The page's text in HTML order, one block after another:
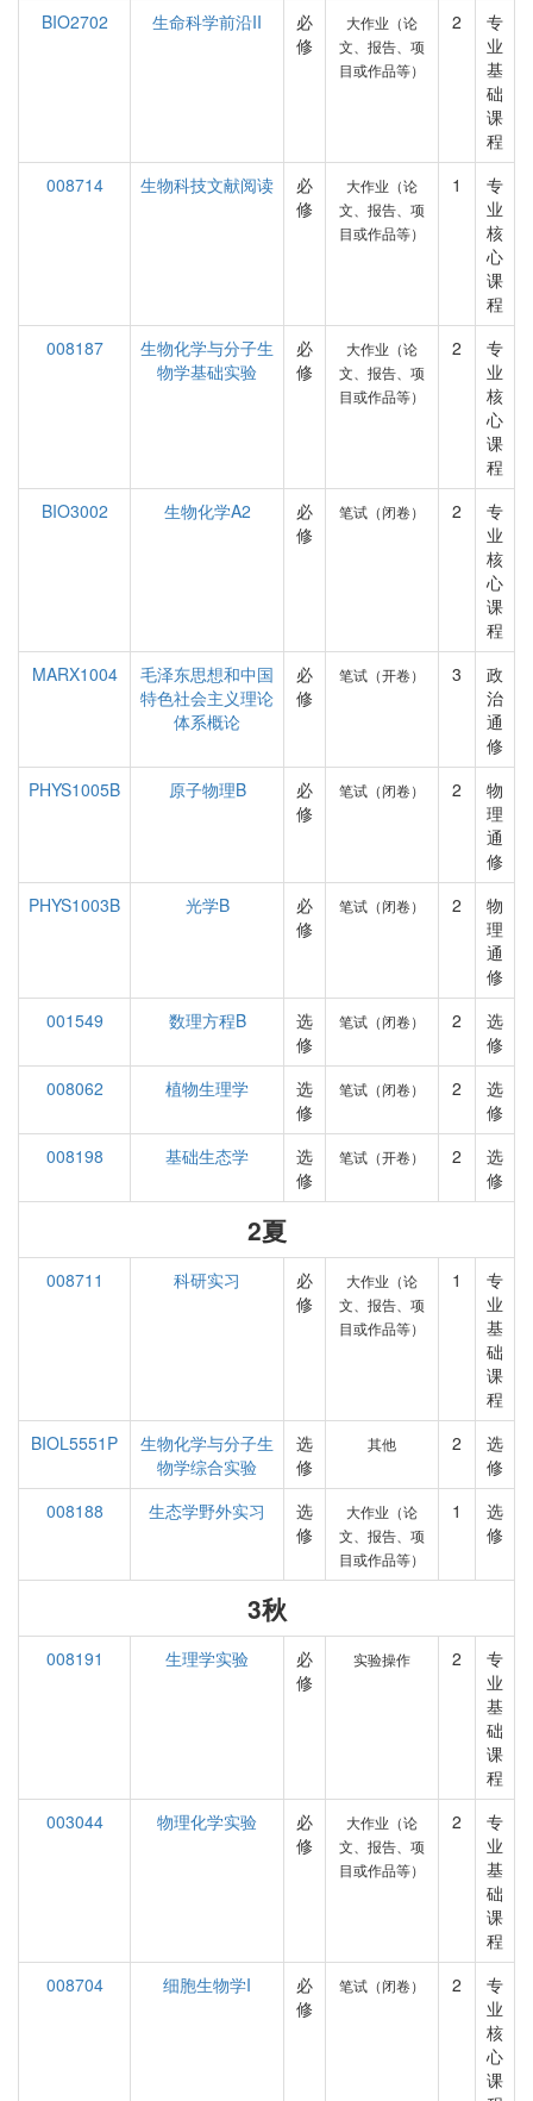
BIO2702
生命科学前沿II
必
修
大作业（论
文、报告、项
目或作品等）
2
专
业
基
础
课
程
008714
生物科技文献阅读
必
修
大作业（论
文、报告、项
目或作品等）
1
专
业
核
心
课
程
008187
生物化学与分子生
物学基础实验
必
修
大作业（论
文、报告、项
目或作品等）
2
专
业
核
心
课
程
BIO3002
生物化学A2
必
修
笔试（闭卷） 2
专
业
核
心
课
程
MARX1004
毛泽东思想和中国
特色社会主义理论
体系概论
必
修
笔试（开卷） 3
政
治
通
修
PHYS1005B
原子物理B
必
修
笔试（闭卷） 2
物
理
通
修
PHYS1003B
光学B
必
修
笔试（闭卷） 2
物
理
通
修
001549
数理方程B
选
修
笔试（闭卷） 2
选
修
008062
植物生理学
选
修
笔试（闭卷） 2
选
修
008198
基础生态学
选
修
笔试（开卷） 2
选
修
2夏
008711 科研实习
必
修
大作业（论
文、报告、项
目或作品等）
1
专
业
基
础
课
程
BIOL5551P
生物化学与分子生
物学综合实验
选
修
其他 2
选
修
008188
生态学野外实习
选
修
大作业（论
文、报告、项
目或作品等）
1
选
修
3秋
008191 生理学实验
必
修
实验操作 2
专
业
基
础
课
程
003044
物理化学实验
必
修
大作业（论
文、报告、项
目或作品等）
2
专
业
基
础
课
程
008704
细胞生物学I
必
修
笔试（闭卷） 2
专
业
核
心
课